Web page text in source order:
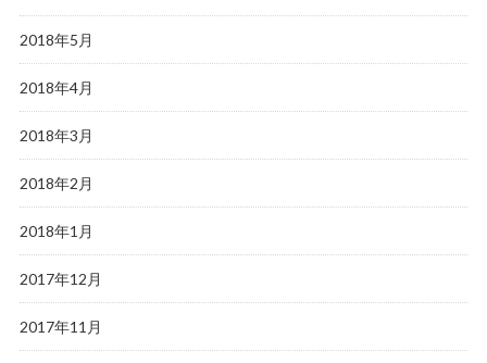
2018年5月
2018年4月
2018年3月
2018年2月
2018年1月
2017年12月
2017年11月